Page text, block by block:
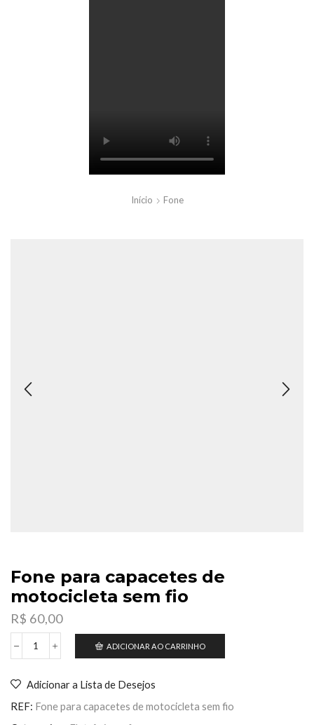
Início Fone
Fone para capacetes de
motocicleta sem fio
R$ 60,00
Fone
de
motocicleta
ADICIONAR AO CARRINHO
Adicionar a Lista de Desejos
REF: Fone para capacetes de motocicleta sem fio